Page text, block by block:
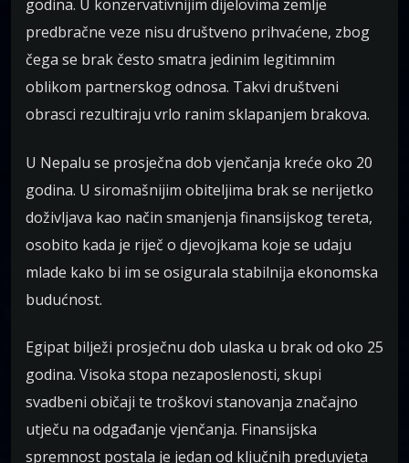
godina. U konzervativnijim dijelovima zemlje
predbračne veze nisu društveno prihvaćene, zbog
čega se brak često smatra jedinim legitimnim
oblikom partnerskog odnosa. Takvi društveni
obrasci rezultiraju vrlo ranim sklapanjem brakova.
U Nepalu se prosječna dob vjenčanja kreće oko 20
godina. U siromašnijim obiteljima brak se nerijetko
doživljava kao način smanjenja finansijskog tereta,
osobito kada je riječ o djevojkama koje se udaju
mlade kako bi im se osigurala stabilnija ekonomska
budućnost.
Egipat bilježi prosječnu dob ulaska u brak od oko 25
godina. Visoka stopa nezaposlenosti, skupi
svadbeni običaji te troškovi stanovanja značajno
utječu na odgađanje vjenčanja. Finansijska
spremnost postala je jedan od ključnih preduvjeta